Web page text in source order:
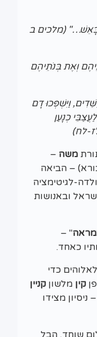
בָּאֵשׁ…" (מלכים ב
וְאֶת בְּנֹתֵיהֶם
וַיִּשְׁפְּכוּ דָם
כְנָעַן
לח)
משה –
– הביאה
לגיטימציה
ובאנושות
" –
כאחד.
כדי
קין מלשון קניין
מצידו
שוחד, הבל